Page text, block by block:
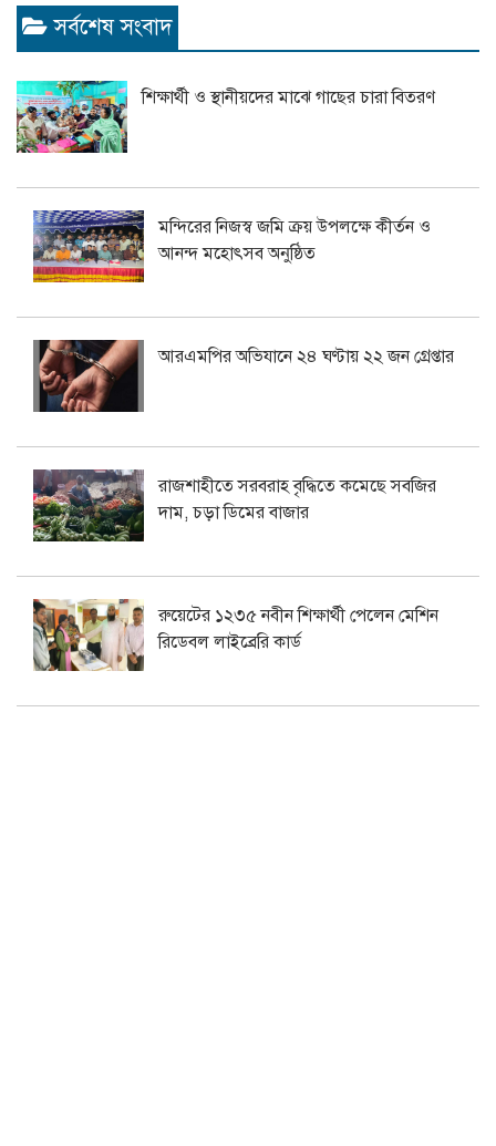
সর্বশেষ সংবাদ
শিক্ষার্থী ও স্থানীয়দের মাঝে গাছের চারা বিতরণ
মন্দিরের নিজস্ব জমি ক্রয় উপলক্ষে কীর্তন ও
আনন্দ মহোৎসব অনুষ্ঠিত
আরএমপির অভিযানে ২৪ ঘণ্টায় ২২ জন গ্রেপ্তার
রাজশাহীতে সরবরাহ বৃদ্ধিতে কমেছে সবজির
দাম, চড়া ডিমের বাজার
রুয়েটের ১২৩৫ নবীন শিক্ষার্থী পেলেন মেশিন
রিডেবল লাইব্রেরি কার্ড